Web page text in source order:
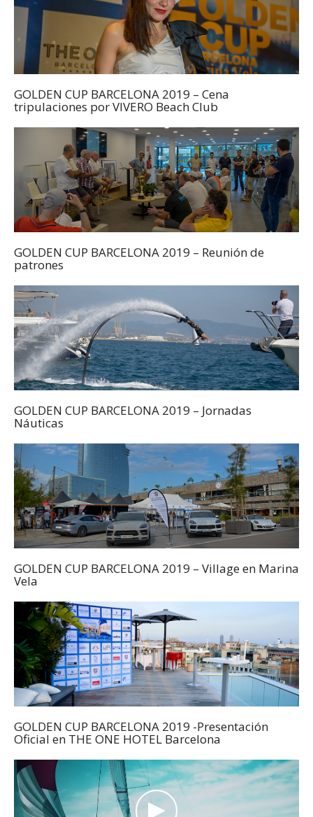
GOLDEN CUP BARCELONA 2019 – Cena
tripulaciones por VIVERO Beach Club
GOLDEN CUP BARCELONA 2019 – Reunión de
patrones
GOLDEN CUP BARCELONA 2019 – Jornadas
Náuticas
GOLDEN CUP BARCELONA 2019 – Village en Marina
Vela
GOLDEN CUP BARCELONA 2019 -Presentación
Oficial en THE ONE HOTEL Barcelona